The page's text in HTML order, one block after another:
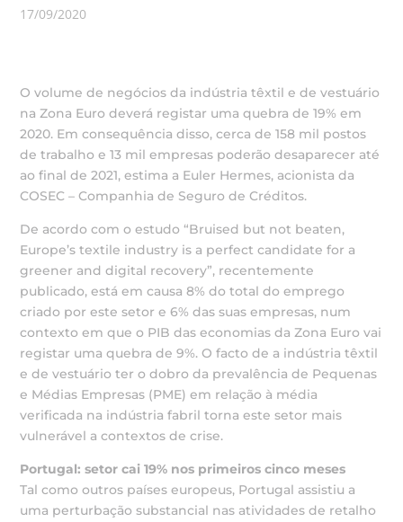
17/09/2020
O volume de negócios da indústria têxtil e de vestuário
na Zona Euro deverá registar uma quebra de 19% em
2020. Em consequência disso, cerca de 158 mil postos
de trabalho e 13 mil empresas poderão desaparecer até
ao final de 2021, estima a Euler Hermes, acionista da
COSEC – Companhia de Seguro de Créditos.
De acordo com o estudo “Bruised but not beaten,
Europe’s textile industry is a perfect candidate for a
greener and digital recovery”, recentemente
publicado, está em causa 8% do total do emprego
criado por este setor e 6% das suas empresas, num
contexto em que o PIB das economias da Zona Euro vai
registar uma quebra de 9%. O facto de a indústria têxtil
e de vestuário ter o dobro da prevalência de Pequenas
e Médias Empresas (PME) em relação à média
verificada na indústria fabril torna este setor mais
vulnerável a contextos de crise.
Portugal: setor cai 19% nos primeiros cinco meses
Tal como outros países europeus, Portugal assistiu a
uma perturbação substancial nas atividades de retalho